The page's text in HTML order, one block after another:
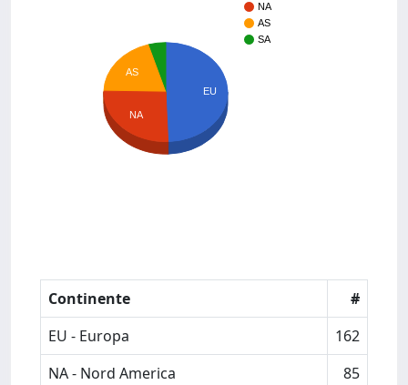
NA
AS
SA
EU
AS
NA
Continente
#
EU - Europa
162
NA - Nord America
85